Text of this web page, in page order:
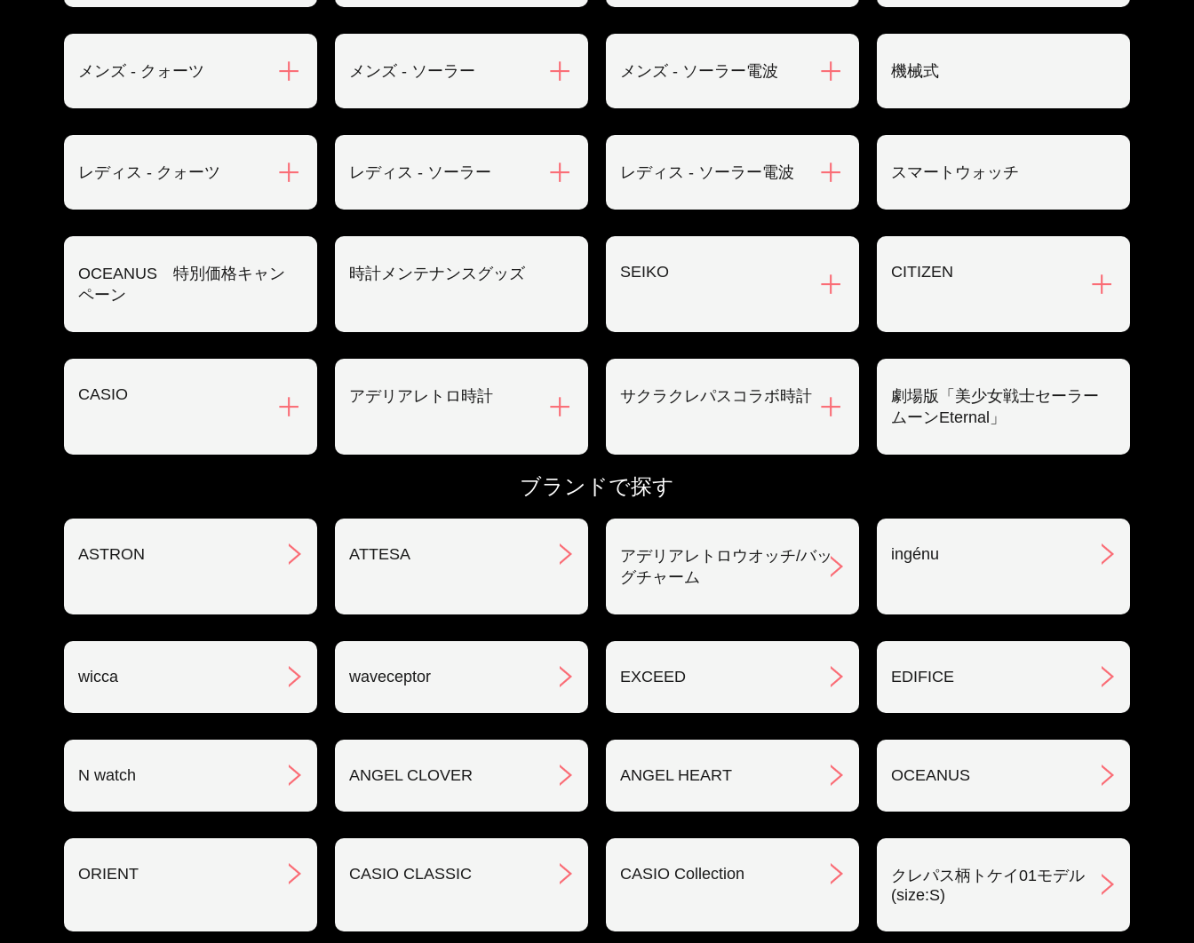
メンズ - クォーツ メンズ - ソーラー メンズ - ソーラー電波 機械式
レディス - クォーツ レディス - ソーラー レディス - ソーラー電波 スマートウォッチ
OCEANUS 特別価格キャン
ペーン
時計メンテナンスグッズ SEIKO CITIZEN
CASIO アデリアレトロ時計 サクラクレパスコラボ時計
劇場版「美少女戦士セーラー
ムーンEternal」
ブランドで探す
ASTRON ATTESA
アデリアレトロウオッチ/バッ
グチャーム
ingénu
wicca waveceptor EXCEED EDIFICE
N watch ANGEL CLOVER ANGEL HEART OCEANUS
ORIENT CASIO CLASSIC CASIO Collection
クレパス柄トケイ01モデル
(size:S)